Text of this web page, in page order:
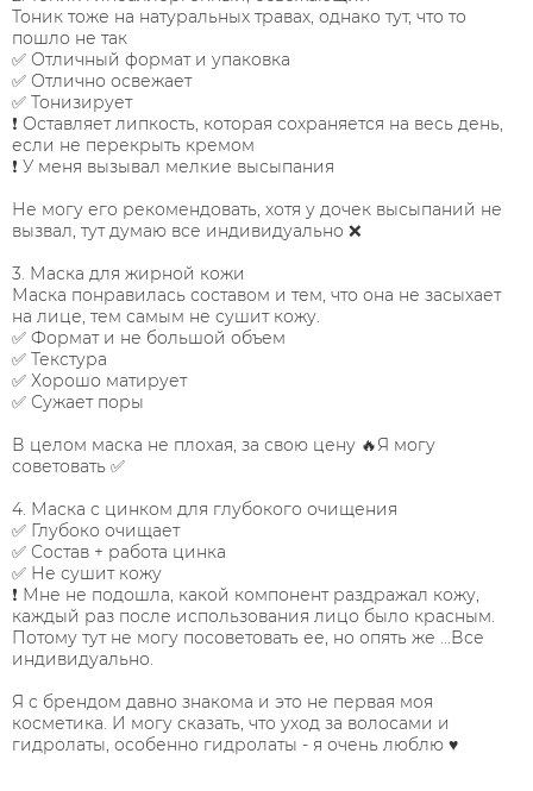
Тоник тоже на натуральных травах, однако тут, что то
пошло не так
✅ Отличный формат и упаковка
✅ Отлично освежает
✅ Тонизирует
❗ Оставляет липкость, которая сохраняется на весь день,
если не перекрыть кремом
❗ У меня вызывал мелкие высыпания
Не могу его рекомендовать, хотя у дочек высыпаний не
вызвал, тут думаю все индивидуально ❌
3. Маска для жирной кожи
Маска понравилась составом и тем, что она не засыхает
на лице, тем самым не сушит кожу.
✅ Формат и не большой объем
✅ Текстура
✅ Хорошо матирует
✅ Сужает поры
В целом маска не плохая, за свою цену 🔥Я могу
советовать ✅
4. Маска с цинком для глубокого очищения
✅ Глубоко очищает
✅ Состав + работа цинка
✅ Не сушит кожу
❗ Мне не подошла, какой компонент раздражал кожу,
каждый раз после использования лицо было красным.
Потому тут не могу посоветовать ее, но опять же ...Все
индивидуально.
Я с брендом давно знакома и это не первая моя
косметика. И могу сказать, что уход за волосами и
гидролаты, особенно гидролаты - я очень люблю ♥️